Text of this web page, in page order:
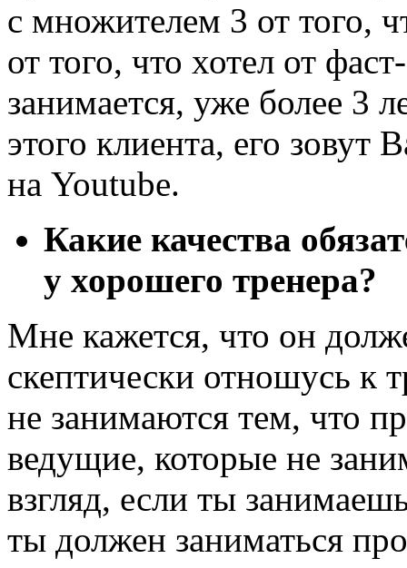
с множителем 3 от того,
от того, что хотел от
занимается, уже более 3
этого клиента, его зовут
на Youtube.
Какие качества
у хорошего тренера?
Мне кажется, что он
скептически отношусь к
не занимаются тем, что
ведущие, которые не
взгляд, если ты
ты должен заниматься